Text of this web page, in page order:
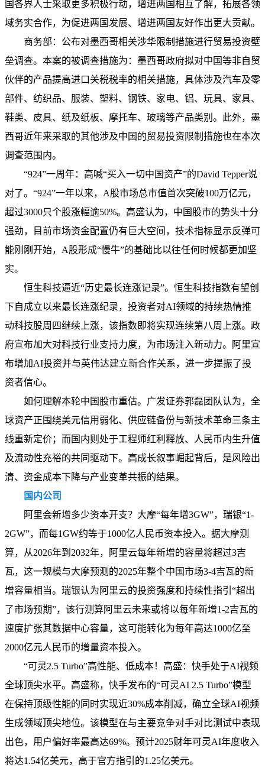
国各界人士采取更多积极行动，增进两国相互了解，拓展各领
域务实合作，为促进两国发展、增进两国友好作出更大贡献。
商务部：公布对墨西哥相关涉华限制措施进行贸易投资壁
垒调查。本案的被调查措施为：墨西哥政府拟对中国等非自贸
伙伴的产品提高进口关税税率的相关措施，具体涉及汽车及零
部件、纺织品、服装、塑料、钢铁、家电、铝、玩具、家具、
鞋类、皮具、纸及纸板、摩托车、玻璃等产品类别。此外，墨
西哥近年来采取的其他涉及中国的贸易投资限制措施也在本次
调查范围内。
“924”一周年：高喊“买入一切中国资产”的David Tepper说
对了。“924”一年以来，A股市场总市值首次突破100万亿元，
超过3000只个股涨幅逾50%。高盛认为，中国股市的势头十分
强劲，目前市场资金配置仍有巨大空间，技术指标显示反弹可
能刚刚开始，A股形成“慢牛”的基础比以往任何时候都更加坚
实。
恒生科技逼近“历史最长连涨记录”。恒生科技指数有望创
下自成立以来最长连涨纪录，投资者对AI领域的持续热情推
动科技股周四继续上涨，该指数即将实现连续第八周上涨。政
府宣布加大对科技行业支持力度，为市场注入新动力。阿里宣
布增加AI投资并与英伟达建立新合作关系，进一步提振了投
资者信心。
如何理解本轮中国股市重估。广发证券郭磊团队认为，全
球资产正围绕美元信用弱化、供应链备份与新技术革命三条主
线重新定价；而国内则处于工程师红利释放、人民币内生升值
及流动性充裕的共同驱动下。高成长叙事崛起背后，是风险出
清、资金成本下降与产业变革共振的结果。
国内公司
阿里会新增多少资本开支？大摩“每年增3GW”，瑞银“1-
2GW”，而每1GW约等于1000亿人民币资本投入。据大摩测
算，从2026年到2032年，阿里云每年新增的容量将超过3吉
瓦，这一规模与大摩预测的2025年整个中国市场3-4吉瓦的新
增容量相当。瑞银认为阿里云的投资强度和持续性指引“超出
了市场预期”，该行测算阿里云未来或将以每年新增1-2吉瓦的
速度扩张其数据中心容量，这可能转化为每年高达1000亿至
2000亿元人民币的增量资本投入。
“可灵2.5 Turbo”高性能、低成本！高盛：快手处于AI视频
全球顶尖水平。高盛称，快手发布的“可灵AI 2.5 Turbo”模型
在保持顶级性能的同时实现近30%成本削减，确立全球AI视频
生成领域顶尖地位。该模型在与主要竞争对手对比测试中表现
出色，用户偏好率最高达69%。预计2025财年可灵AI年度收入
将达1.54亿美元，高于官方指引的1.25亿美元。